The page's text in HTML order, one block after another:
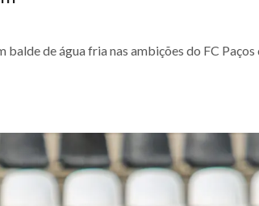
de água fria nas ambições do FC Paços